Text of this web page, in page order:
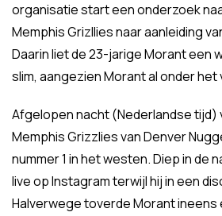
organisatie start een onderzoek
Memphis Grizllies naar aanleiding
Daarin liet de 23-jarige Morant een
slim, aangezien Morant al onder
Afgelopen nacht (Nederlandse tijd)
Memphis Grizzlies van Denver
nummer 1 in het westen. Diep in de
live op Instagram terwijl hij in een
Halverwege toverde Morant ineens